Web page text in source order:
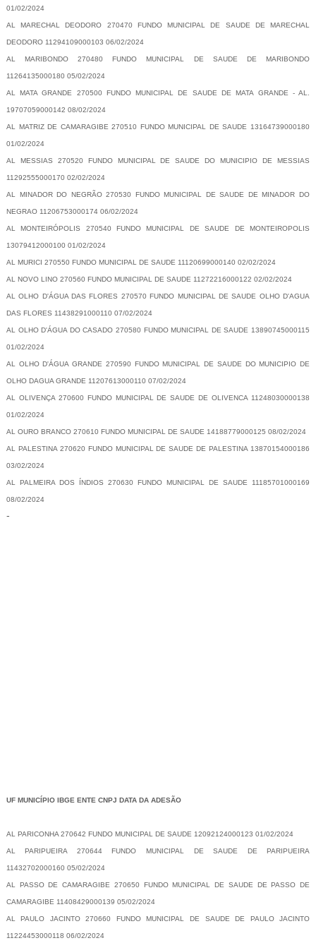
01/02/2024
AL MARECHAL DEODORO 270470 FUNDO MUNICIPAL DE SAUDE DE MARECHAL
DEODORO 11294109000103 06/02/2024
AL MARIBONDO 270480 FUNDO MUNICIPAL DE SAUDE DE MARIBONDO
11264135000180 05/02/2024
AL MATA GRANDE 270500 FUNDO MUNICIPAL DE SAUDE DE MATA GRANDE - AL.
19707059000142 08/02/2024
AL MATRIZ DE CAMARAGIBE 270510 FUNDO MUNICIPAL DE SAUDE 13164739000180
01/02/2024
AL MESSIAS 270520 FUNDO MUNICIPAL DE SAUDE DO MUNICIPIO DE MESSIAS
11292555000170 02/02/2024
AL MINADOR DO NEGRÃO 270530 FUNDO MUNICIPAL DE SAUDE DE MINADOR DO
NEGRAO 11206753000174 06/02/2024
AL MONTEIRÓPOLIS 270540 FUNDO MUNICIPAL DE SAUDE DE MONTEIROPOLIS
13079412000100 01/02/2024
AL MURICI 270550 FUNDO MUNICIPAL DE SAUDE 11120699000140 02/02/2024
AL NOVO LINO 270560 FUNDO MUNICIPAL DE SAUDE 11272216000122 02/02/2024
AL OLHO D'ÁGUA DAS FLORES 270570 FUNDO MUNICIPAL DE SAUDE OLHO D'AGUA
DAS FLORES 11438291000110 07/02/2024
AL OLHO D'ÁGUA DO CASADO 270580 FUNDO MUNICIPAL DE SAUDE 13890745000115
01/02/2024
AL OLHO D'ÁGUA GRANDE 270590 FUNDO MUNICIPAL DE SAUDE DO MUNICIPIO DE
OLHO DAGUA GRANDE 11207613000110 07/02/2024
AL OLIVENÇA 270600 FUNDO MUNICIPAL DE SAUDE DE OLIVENCA 11248030000138
01/02/2024
AL OURO BRANCO 270610 FUNDO MUNICIPAL DE SAUDE 14188779000125 08/02/2024
AL PALESTINA 270620 FUNDO MUNICIPAL DE SAUDE DE PALESTINA 13870154000186
03/02/2024
AL PALMEIRA DOS ÍNDIOS 270630 FUNDO MUNICIPAL DE SAUDE 11185701000169
08/02/2024
-
UF MUNICÍPIO IBGE ENTE CNPJ DATA DA ADESÃO
AL PARICONHA 270642 FUNDO MUNICIPAL DE SAUDE 12092124000123 01/02/2024
AL PARIPUEIRA 270644 FUNDO MUNICIPAL DE SAUDE DE PARIPUEIRA
11432702000160 05/02/2024
AL PASSO DE CAMARAGIBE 270650 FUNDO MUNICIPAL DE SAUDE DE PASSO DE
CAMARAGIBE 11408429000139 05/02/2024
AL PAULO JACINTO 270660 FUNDO MUNICIPAL DE SAUDE DE PAULO JACINTO
11224453000118 06/02/2024